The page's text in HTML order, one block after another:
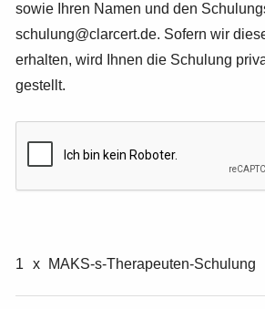
sowie Ihren Namen und den
schulung@clarcert.de. Sofern wir
erhalten, wird Ihnen die Schulung
gestellt.
1 x MAKS-s-Therapeuten-Schulung